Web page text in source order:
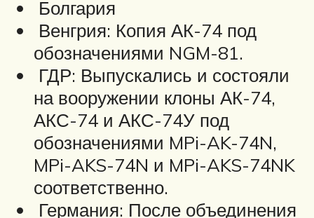
Болгария
Венгрия: Копия АК-74 под
обозначениями NGM-81.
ГДР: Выпускались и состояли
на вооружении клоны АК-74,
АКС-74 и АКС-74У под
обозначениями MPi-AK-74N,
MPi-AKS-74N и MPi-AKS-74NK
соответственно.
Германия: После объединения